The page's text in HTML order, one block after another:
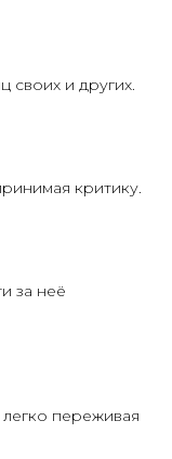
своих и других.
критику.
за неё
переживая